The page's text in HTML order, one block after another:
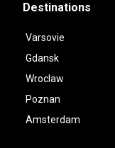
Destinations
Varsovie
Gdansk
Wroclaw
Poznan
Amsterdam